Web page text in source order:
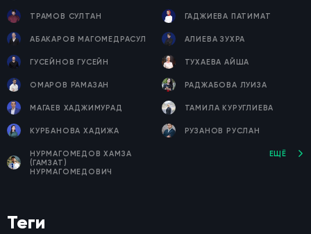
ТРАМОВ СУЛТАН ГАДЖИЕВА ПАТИМАТ
АБАКАРОВ МАГОМЕДРАСУЛ АЛИЕВА ЗУХРА
ГУСЕЙНОВ ГУСЕЙН ТУХАЕВА АЙША
ОМАРОВ РАМАЗАН РАДЖАБОВА ЛУИЗА
МАГАЕВ ХАДЖИМУРАД ТАМИЛА КУРУГЛИЕВА
КУРБАНОВА ХАДИЖА РУЗАНОВ РУСЛАН
НУРМАГОМЕДОВ ХАМЗА
(ГАМЗАТ)
НУРМАГОМЕДОВИЧ
ЕЩЁ
Теги